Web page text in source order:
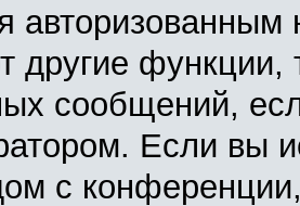
другие функции,
сообщений,
Если вы
с